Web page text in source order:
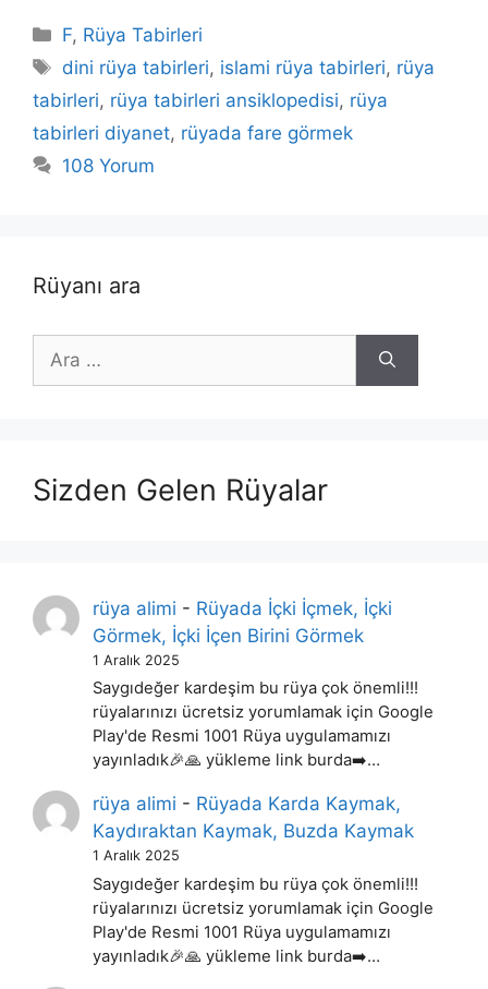
Kategoriler
F, Rüya Tabirleri
Etiketler
dini rüya tabirleri, islami rüya tabirleri, rüya
tabirleri, rüya tabirleri ansiklopedisi, rüya
tabirleri diyanet, rüyada fare görmek
108 Yorum
Rüyanı ara
ara
Sizden Gelen Rüyalar
rüya alimi - Rüyada İçki İçmek, İçki
Görmek, İçki İçen Birini Görmek
1 Aralık 2025
Saygıdeğer kardeşim bu rüya çok önemli!!!
rüyalarınızı ücretsiz yorumlamak için Google
Play'de Resmi 1001 Rüya uygulamamızı
yayınladık🎉🙏 yükleme link burda➡️…
rüya alimi - Rüyada Karda Kaymak,
Kaydıraktan Kaymak, Buzda Kaymak
1 Aralık 2025
Saygıdeğer kardeşim bu rüya çok önemli!!!
rüyalarınızı ücretsiz yorumlamak için Google
Play'de Resmi 1001 Rüya uygulamamızı
yayınladık🎉🙏 yükleme link burda➡️…